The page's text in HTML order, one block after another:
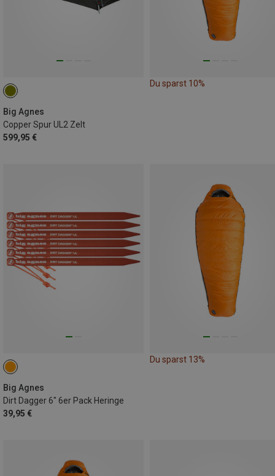
Big Agnes
Copper Spur UL2 Zelt
599,95 €
Du sparst 10%
Big Agnes
Dirt Dagger 6" 6er Pack Heringe
39,95 €
Du sparst 13%